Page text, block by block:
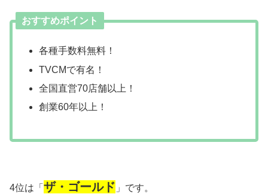
おすすめポイント
各種手数料無料！
TVCMで有名！
全国直営70店舗以上！
創業60年以上！
4位は「 ザ・ゴールド 」です。